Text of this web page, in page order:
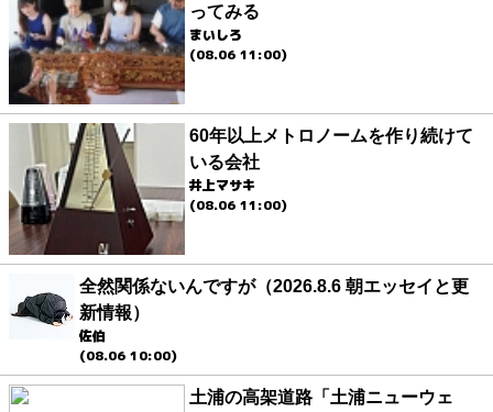
ってみる
まいしろ
(08.06 11:00)
60年以上メトロノームを作り続けて
いる会社
井上マサキ
(08.06 11:00)
全然関係ないんですが（2026.8.6 朝エッセイと更
新情報）
佐伯
(08.06 10:00)
土浦の高架道路「土浦ニューウェ